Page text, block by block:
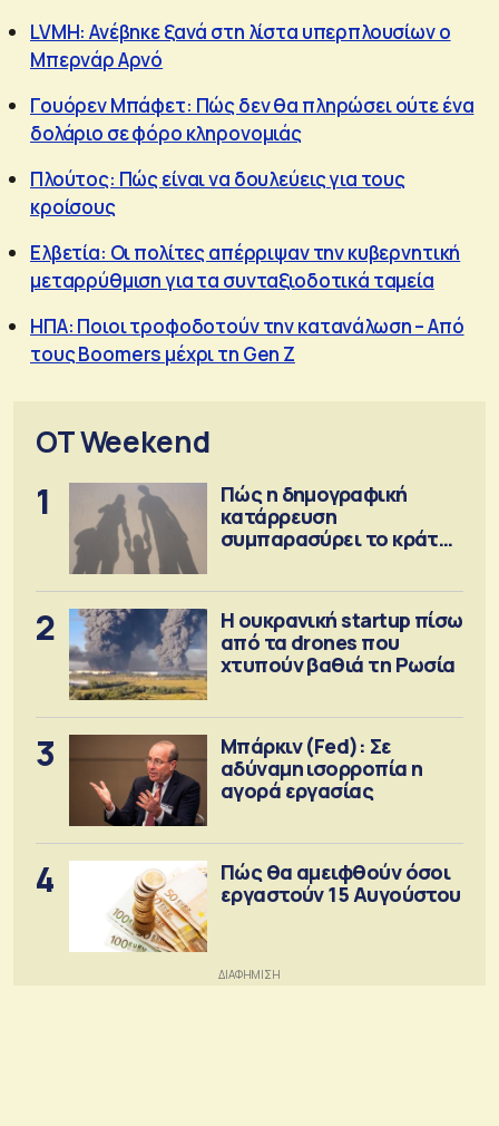
LVMH: Ανέβηκε ξανά στη λίστα υπερπλουσίων ο
Μπερνάρ Αρνό
Γουόρεν Μπάφετ: Πώς δεν θα πληρώσει ούτε ένα
δολάριο σε φόρο κληρονομιάς
Πλούτος: Πώς είναι να δουλεύεις για τους
κροίσους
Ελβετία: Οι πολίτες απέρριψαν την κυβερνητική
μεταρρύθμιση για τα συνταξιοδοτικά ταμεία
ΗΠΑ: Ποιοι τροφοδοτούν την κατανάλωση – Από
τους Boomers μέχρι τη Gen Z
OT Weekend
1
Πώς η δημογραφική
κατάρρευση
συμπαρασύρει το κράτος
2
Η ουκρανική startup πίσω
από τα drones που
χτυπούν βαθιά τη Ρωσία
3
Μπάρκιν (Fed): Σε
αδύναμη ισορροπία η
αγορά εργασίας
4
Πώς θα αμειφθούν όσοι
εργαστούν 15 Αυγούστου